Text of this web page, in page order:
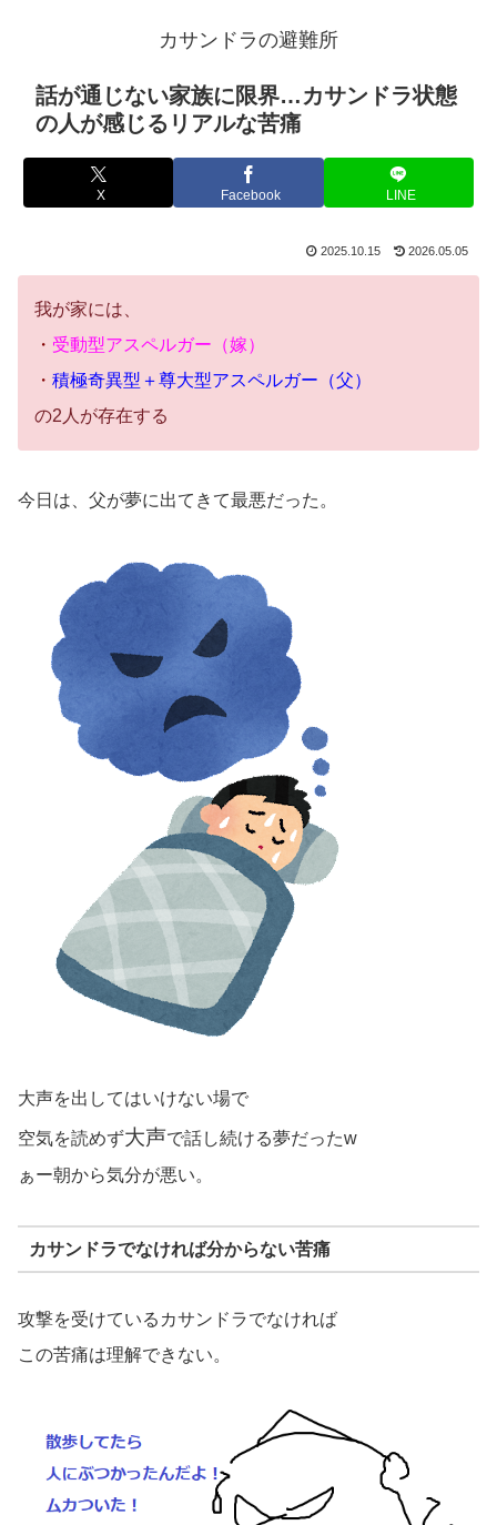
カサンドラの避難所
話が通じない家族に限界…カサンドラ状態
の人が感じるリアルな苦痛
X Facebook LINE
2025.10.15 2026.05.05
我が家には、
・ 受動型アスペルガー（嫁）
・ 積極奇異型＋尊大型アスペルガー（父）
の2人が存在する
今日は、父が夢に出てきて最悪だった。
大声を出してはいけない場で
空気を読めず大声で話し続ける夢だったw
ぁー朝から気分が悪い。
カサンドラでなければ分からない苦痛
攻撃を受けているカサンドラでなければ
この苦痛は理解できない。